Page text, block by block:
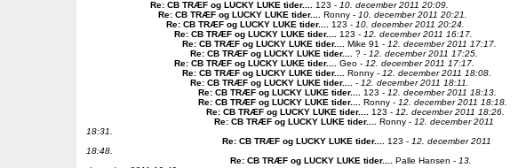
Re: CB TRÆF og LUCKY LUKE tider...
123 - 10. december 2011 20:09.
Re: CB TRÆF og LUCKY LUKE tider...
Ronny - 10. december 2011 20:21.
Re: CB TRÆF og LUCKY LUKE tider...
123 - 10. december 2011 20:24.
Re: CB TRÆF og LUCKY LUKE tider...
123 - 12. december 2011 16:17.
Re: CB TRÆF og LUCKY LUKE tider...
Mike 91 - 12. december 2011 17:17.
Re: CB TRÆF og LUCKY LUKE tider...
? - 12. december 2011 17:25.
Re: CB TRÆF og LUCKY LUKE tider...
Geo - 12. december 2011 17:17.
Re: CB TRÆF og LUCKY LUKE tider...
Ronny - 12. december 2011 18:08.
Re: CB TRÆF og LUCKY LUKE tider...
- 12. december 2011 18:11.
Re: CB TRÆF og LUCKY LUKE tider...
123 - 12. december 2011 18:13.
Re: CB TRÆF og LUCKY LUKE tider...
Ronny - 12. december 2011 18:18.
Re: CB TRÆF og LUCKY LUKE tider...
123 - 12. december 2011 18:26.
Re: CB TRÆF og LUCKY LUKE tider...
Ronny - 12. december 2011
18:31.
Re: CB TRÆF og LUCKY LUKE tider...
123 - 12. december 2011
18:48.
Re: CB TRÆF og LUCKY LUKE tider...
Palle Hansen - 13.